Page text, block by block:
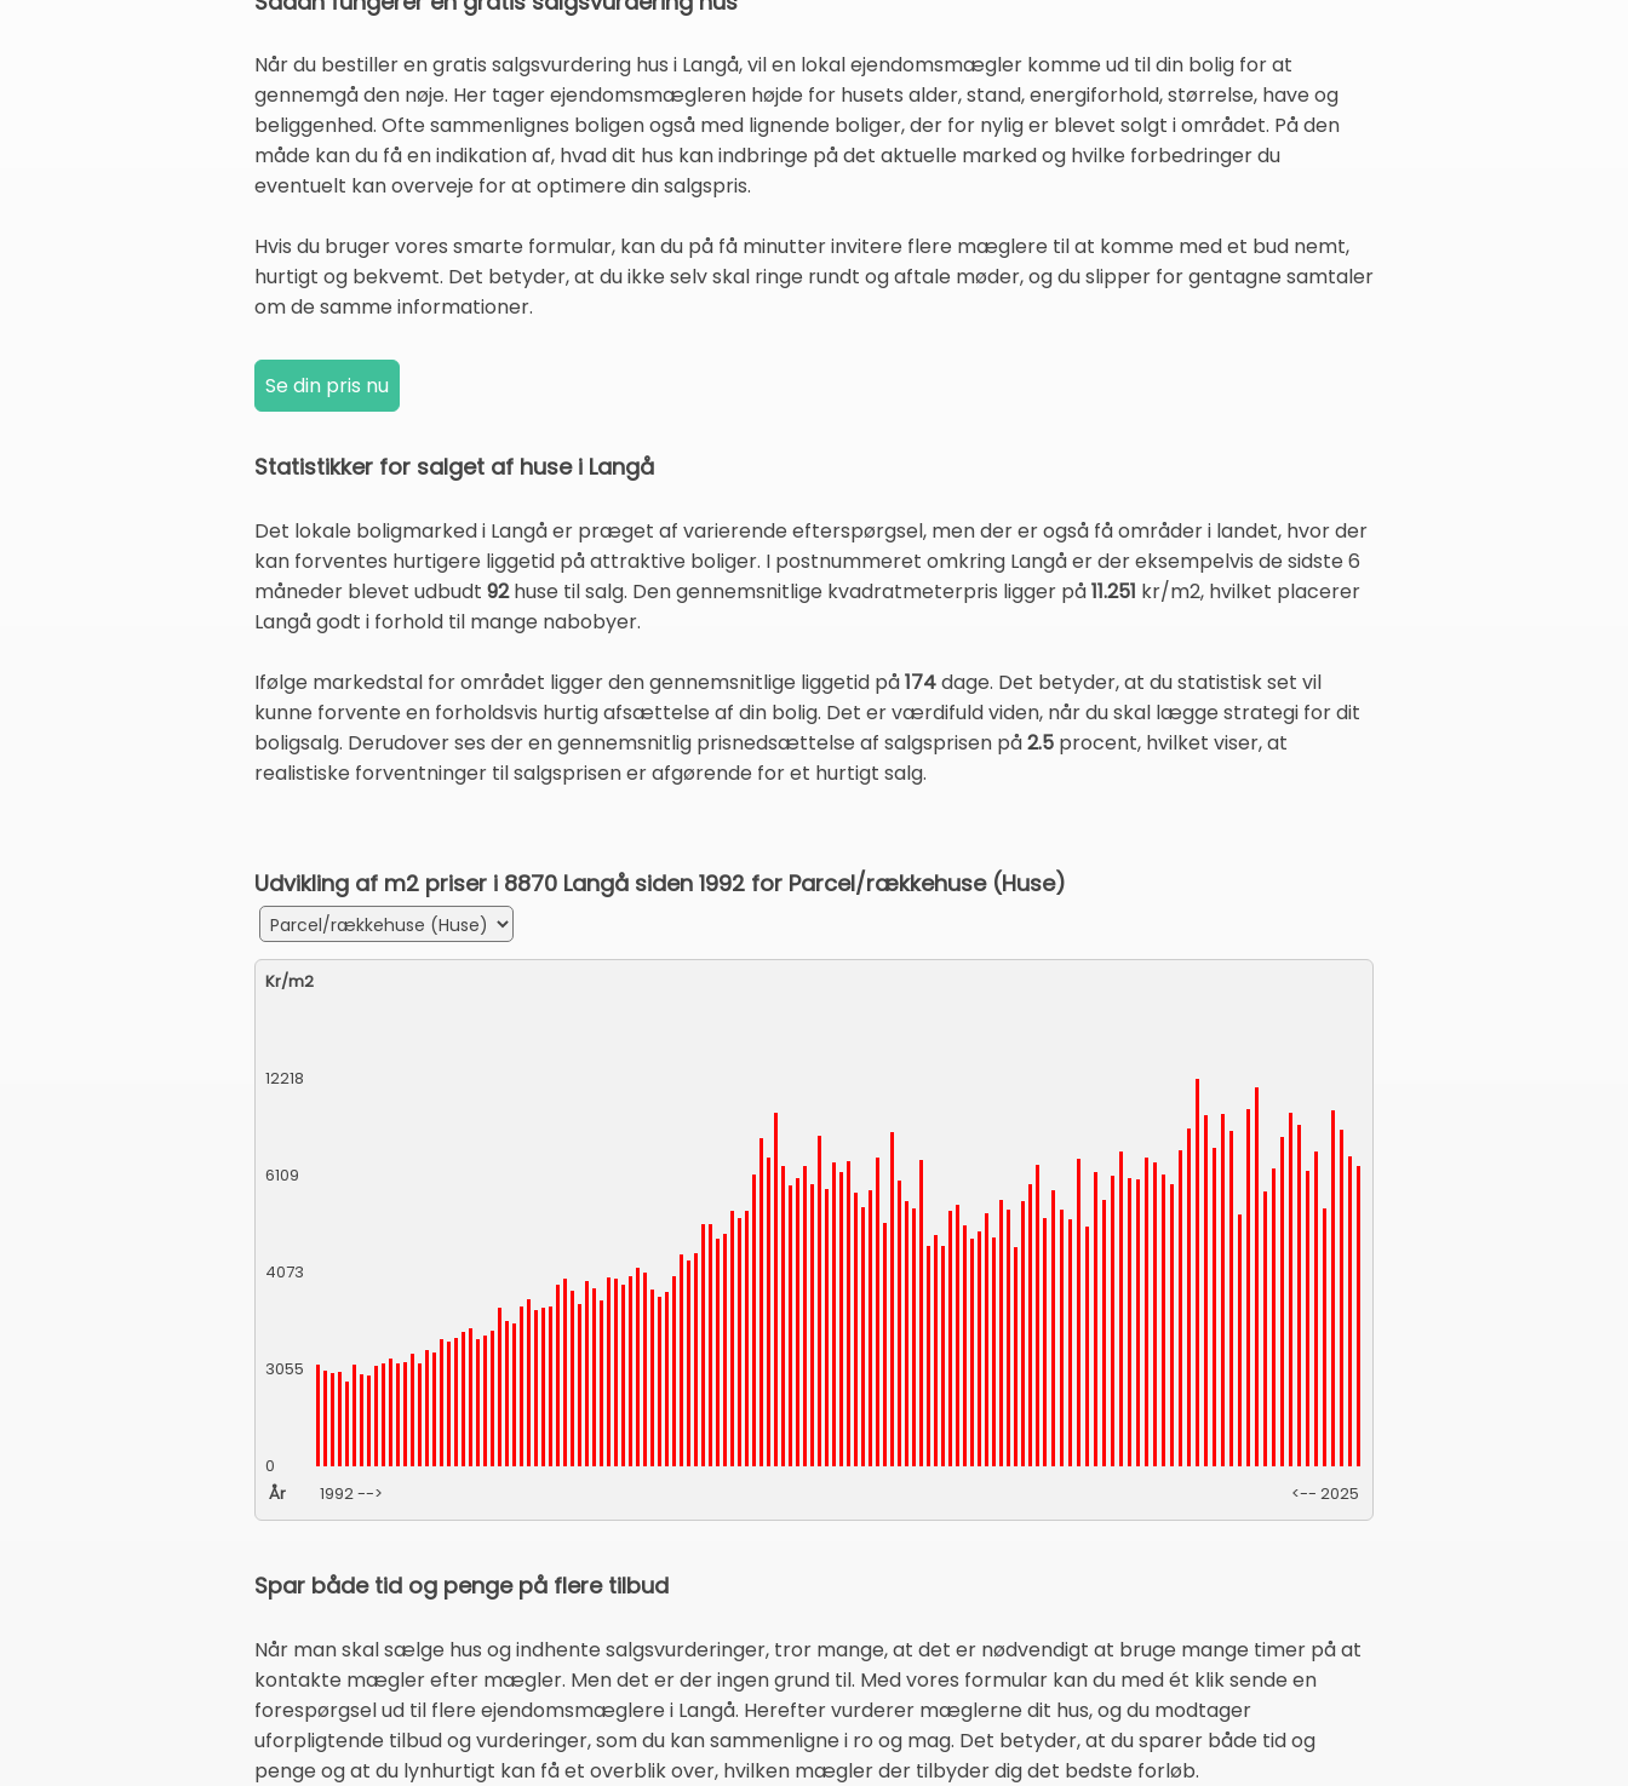
Når du bestiller en gratis salgsvurdering hus i Langå, vil en lokal ejendomsmægler komme ud til din bolig for at
gennemgå den nøje. Her tager ejendomsmægleren højde for husets alder, stand, energiforhold, størrelse, have og
beliggenhed. Ofte sammenlignes boligen også med lignende boliger, der for nylig er blevet solgt i området. På den
måde kan du få en indikation af, hvad dit hus kan indbringe på det aktuelle marked og hvilke forbedringer du
eventuelt kan overveje for at optimere din salgspris.
Hvis du bruger vores smarte formular, kan du på få minutter invitere flere mæglere til at komme med et bud nemt,
hurtigt og bekvemt. Det betyder, at du ikke selv skal ringe rundt og aftale møder, og du slipper for gentagne samtaler
om de samme informationer.
Statistikker for salget af huse i Langå
Det lokale boligmarked i Langå er præget af varierende efterspørgsel, men der er også få områder i landet, hvor der
kan forventes hurtigere liggetid på attraktive boliger. I postnummeret omkring Langå er der eksempelvis de sidste 6
måneder blevet udbudt 92huse til salg. Den gennemsnitlige kvadratmeterpris ligger på11.251 kr/m2, hvilket placerer
Langå godt i forhold til mange nabobyer.
Ifølge markedstal for området ligger den gennemsnitlige liggetid på174dage. Det betyder, at du statistisk set vil
kunne forvente en forholdsvis hurtig afsættelse af din bolig. Det er værdifuld viden, når du skal lægge strategi for dit
boligsalg. Derudover ses der en gennemsnitlig prisnedsættelse af salgsprisen på2.5 procent, hvilket viser, at
realistiske forventninger til salgsprisen er afgørende for et hurtigt salg.
Udvikling af m2 priser i 8870 Langå siden 1992 for Parcel/rækkehuse (Huse)
Kr/m2
12218
6109
4073
3055
0
År
1992 --> <-- 2025
Spar både tid og penge på flere tilbud
Når man skal sælge hus og indhente salgsvurderinger, tror mange, at det er nødvendigt at bruge mange timer på at
kontakte mægler efter mægler. Men det er der ingen grund til. Med vores formular kan du med ét klik sende en
forespørgsel ud til flere ejendomsmæglere i Langå. Herefter vurderer mæglerne dit hus, og du modtager
uforpligtende tilbud og vurderinger, som du kan sammenligne i ro og mag. Det betyder, at du sparer både tid og
penge og at du lynhurtigt kan få et overblik over, hvilken mægler der tilbyder dig det bedste forløb.